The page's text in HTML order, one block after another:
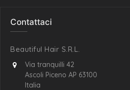
Contattaci
Beautiful Hair S.R.L.
Via tranquilli 42
Ascoli Piceno AP 63100
Italia